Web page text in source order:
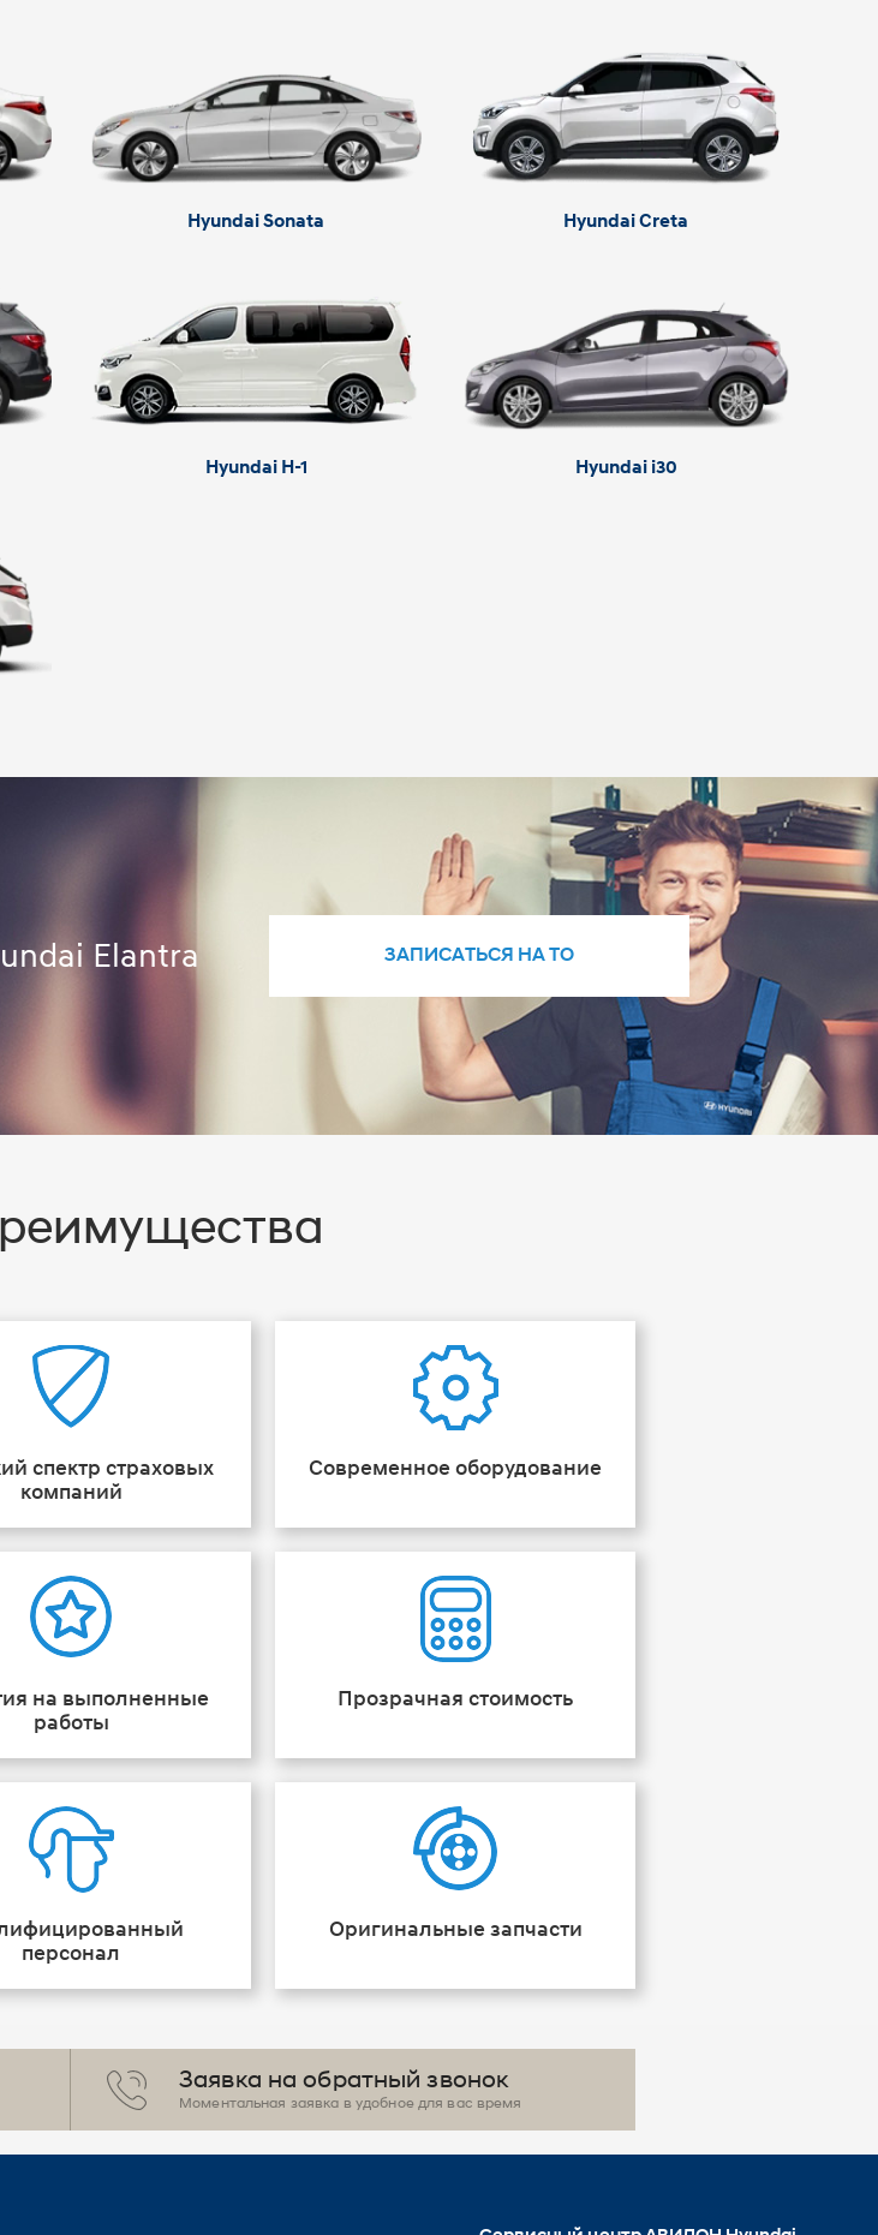
Hyundai Sonata Hyundai Creta
Hyundai H-1 Hyundai i30
Elantra ЗАПИСАТЬСЯ НА ТО
спектр страховых
компаний
Современное оборудование
на выполненные
работы
Прозрачная стоимость
персонал
Оригинальные запчасти
Заявка на обратный звонок
Моментальная заявка в удобное для вас время